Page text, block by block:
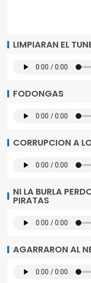
LIMPIARAN EL
FODONGAS
CORRUPCION A
NI LA BURLA
PIRATAS
AGARRARON AL